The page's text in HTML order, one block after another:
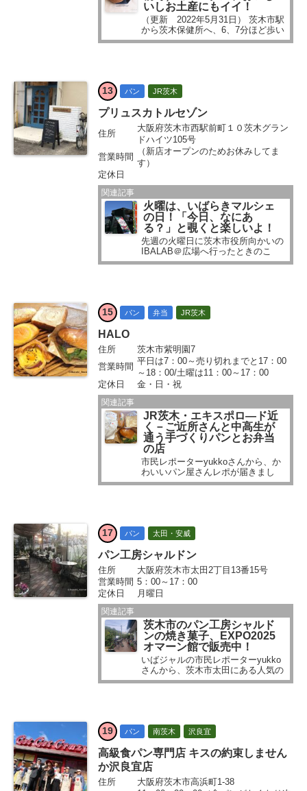
いしお土産にもイイ！
（更新 2022年5月31日） 茨木市駅
から茨木保健所へ、6、7分ほど歩い
たところにベーグル屋さんができま
13 パン JR茨木
プリュスカトルセゾン
住所
大阪府茨木市西駅前町１０茨木グラン
ドハイツ105号
営業時間
（新店オープンのためお休みしてま
す）
定休日
関連記事
火曜は、いばらきマルシェ
の日！「今日、なにあ
る？」と覗くと楽しいよ！
先週の火曜日に茨木市役所向かいの
IBALAB＠広場へ行ったときのこ
と。 下の広場のマルシェへ出かけ
いるんです...
15 パン 弁当 JR茨木
HALO
住所
茨木市紫明園7
営業時間
平日は7：00～売り切れまでと17：00
～18：00/土曜は11：00～17：00
定休日
金・日・祝
関連記事
JR茨木・エキスポロ―ド近
く－ご近所さんと中高生が
通う手づくりパンとお弁当
の店
市民レポーターyukkoさんから、か
わいいパン屋さんレポが届きまし
た！ 茨木市紫明園の静かな住宅街に
17 パン 太田・安威
パン工房シャルドン
住所
大阪府茨木市太田2丁目13番15号
営業時間 5：00～17：00
定休日
月曜日
関連記事
茨木市のパン工房シャルド
ンの焼き菓子、EXPO2025
オマーン館で販売中！
いばジャルの市民レポーターyukko
さんから、茨木市太田にある人気の
パン工房シャルドンさんへ出かけた
19 パン 南茨木 沢良宜
高級食パン専門店 キスの約束しません
か沢良宜店
住所
大阪府茨木市高浜町1-38